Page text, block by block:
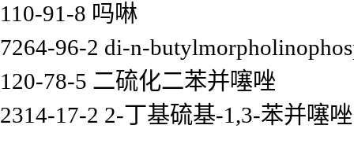
110-91-8 吗啉
7264-96-2 di-n-
120-78-5 二硫化二苯并噻唑
2314-17-2 2-丁基硫基-1,3-苯并噻唑